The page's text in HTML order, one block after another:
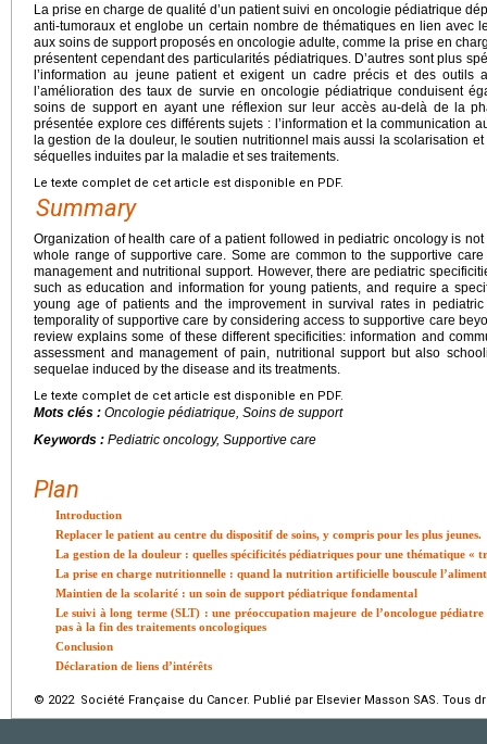
La prise en charge de qualité d’un patient suivi en oncologie pédiatrique
anti-tumoraux et englobe un certain nombre de thématiques en lien avec
aux soins de support proposés en oncologie adulte, comme la prise en
présentent cependant des particularités pédiatriques. D’autres sont plus
l’information au jeune patient et exigent un cadre précis et des outils
l’amélioration des taux de survie en oncologie pédiatrique conduisent
soins de support en ayant une réflexion sur leur accès au-delà de la
présentée explore ces différents sujets : l’information et la communication
la gestion de la douleur, le soutien nutritionnel mais aussi la scolarisation
séquelles induites par la maladie et ses traitements.
Le texte complet de cet article est disponible en PDF.
Summary
Organization of health care of a patient followed in pediatric oncology is
whole range of supportive care. Some are common to the supportive
management and nutritional support. However, there are pediatric
such as education and information for young patients, and require a
young age of patients and the improvement in survival rates in
temporality of supportive care by considering access to supportive care
review explains some of these different specificities: information and
assessment and management of pain, nutritional support but also
sequelae induced by the disease and its treatments.
Le texte complet de cet article est disponible en PDF.
Mots clés : Oncologie pédiatrique, Soins de support
Keywords : Pediatric oncology, Supportive care
Plan
Introduction
Replacer le patient au centre du dispositif de soins, y compris pour les plus jeunes.
La gestion de la douleur : quelles spécificités pédiatriques pour une thématique «
La prise en charge nutritionnelle : quand la nutrition artificielle bouscule
Maintien de la scolarité : un soin de support pédiatrique fondamental
Le suivi à long terme (SLT) : une préoccupation majeure de l’oncologue
pas à la fin des traitements oncologiques
Conclusion
Déclaration de liens d’intérêts
© 2022 Société Française du Cancer. Publié par Elsevier Masson SAS. Tous